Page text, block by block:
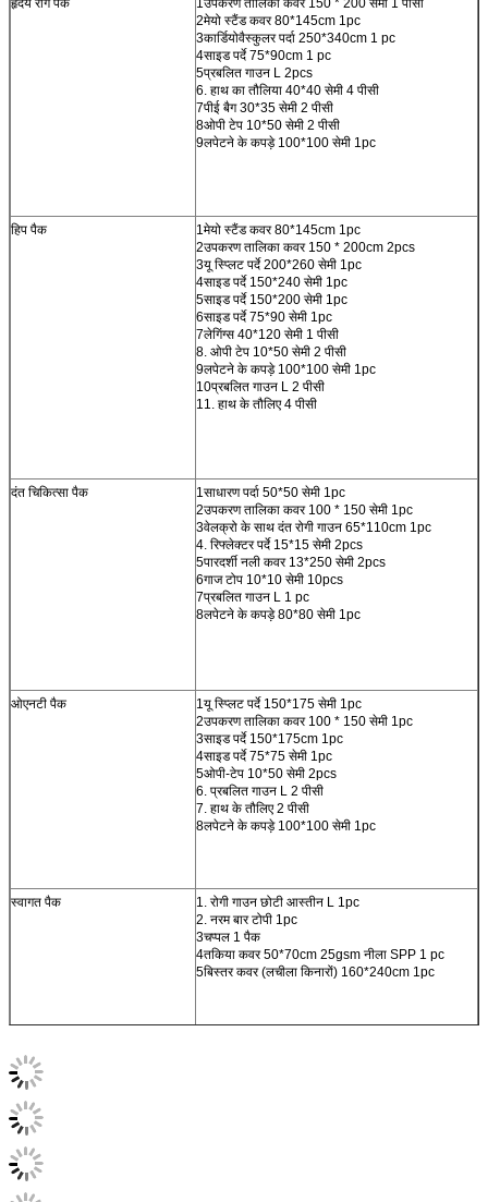
प्रस्तुत
हृदय रोग पैक
1उपकरण तालिका कवर 150 * 200 सेमी 1 पीसी
2मेयो स्टैंड कवर 80*145cm 1pc
3कार्डियोवैस्कुलर पर्दा 250*340cm 1 pc
4साइड पर्दे 75*90cm 1 pc
5प्रबलित गाउन L 2pcs
6. हाथ का तौलिया 40*40 सेमी 4 पीसी
7पीई बैग 30*35 सेमी 2 पीसी
8ओपी टेप 10*50 सेमी 2 पीसी
9लपेटने के कपड़े 100*100 सेमी 1pc
हिप पैक
1मेयो स्टैंड कवर 80*145cm 1pc
2उपकरण तालिका कवर 150 * 200cm 2pcs
3यू स्प्लिट पर्दे 200*260 सेमी 1pc
4साइड पर्दे 150*240 सेमी 1pc
5साइड पर्दे 150*200 सेमी 1pc
6साइड पर्दे 75*90 सेमी 1pc
7लेगिंग्स 40*120 सेमी 1 पीसी
8. ओपी टेप 10*50 सेमी 2 पीसी
9लपेटने के कपड़े 100*100 सेमी 1pc
10प्रबलित गाउन L 2 पीसी
11. हाथ के तौलिए 4 पीसी
दंत चिकित्सा पैक
1साधारण पर्दा 50*50 सेमी 1pc
2उपकरण तालिका कवर 100 * 150 सेमी 1pc
3वेलक्रो के साथ दंत रोगी गाउन 65*110cm 1pc
4. रिफ्लेक्टर पर्दे 15*15 सेमी 2pcs
5पारदर्शी नली कवर 13*250 सेमी 2pcs
6गाज टोप 10*10 सेमी 10pcs
7प्रबलित गाउन L 1 pc
8लपेटने के कपड़े 80*80 सेमी 1pc
ओएनटी पैक
1यू स्प्लिट पर्दे 150*175 सेमी 1pc
2उपकरण तालिका कवर 100 * 150 सेमी 1pc
3साइड पर्दे 150*175cm 1pc
4साइड पर्दे 75*75 सेमी 1pc
5ओपी-टेप 10*50 सेमी 2pcs
6. प्रबलित गाउन L 2 पीसी
7. हाथ के तौलिए 2 पीसी
8लपेटने के कपड़े 100*100 सेमी 1pc
स्वागत पैक
1. रोगी गाउन छोटी आस्तीन L 1pc
2. नरम बार टोपी 1pc
3चप्पल 1 पैक
4तकिया कवर 50*70cm 25gsm नीला SPP 1 pc
5बिस्तर कवर (लचीला किनारों) 160*240cm 1pc